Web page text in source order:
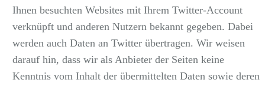
Ihnen besuchten Websites mit Ihrem Twitter-Account
verknüpft und anderen Nutzern bekannt gegeben. Dabei
werden auch Daten an Twitter übertragen. Wir weisen
darauf hin, dass wir als Anbieter der Seiten keine
Kenntnis vom Inhalt der übermittelten Daten sowie deren